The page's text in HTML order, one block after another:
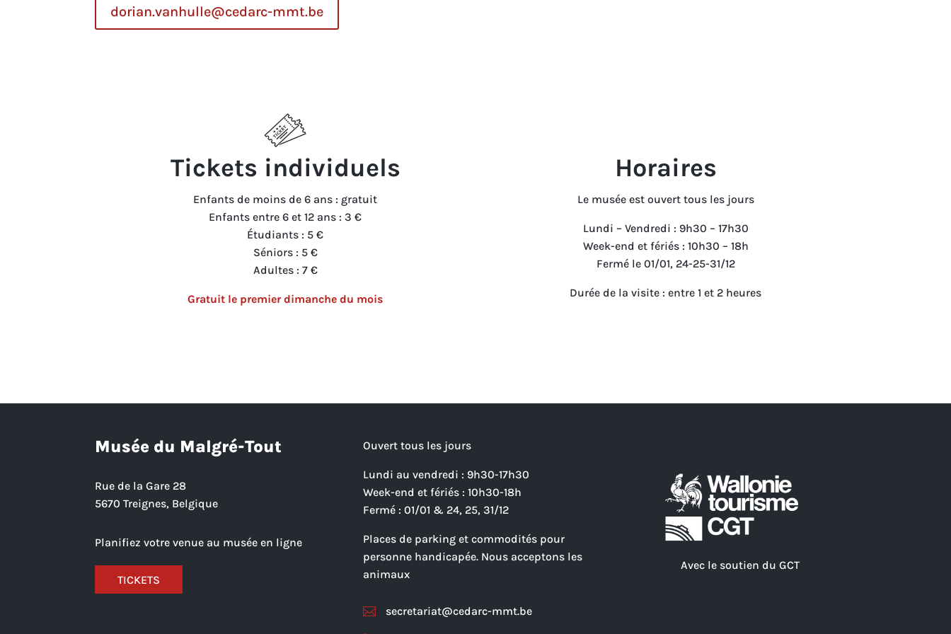
dorian.vanhulle@cedarc-mmt.be
Tickets individuels
Enfants de moins de 6 ans : gratuit
Enfants entre 6 et 12 ans : 3 €
Étudiants : 5 €
Séniors : 5 €
Adultes : 7 €
Gratuit le premier dimanche du mois
Horaires
Le musée est ouvert tous les jours
Lundi – Vendredi : 9h30 – 17h30
Week-end et fériés : 10h30 – 18h
Fermé le 01/01, 24-25-31/12
Durée de la visite : entre 1 et 2 heures
Musée du Malgré-Tout
Rue de la Gare 28
5670 Treignes, Belgique
Planifiez votre venue au musée en ligne
TICKETS
Ouvert tous les jours
Lundi au vendredi : 9h30-17h30
Week-end et fériés : 10h30-18h
Fermé : 01/01 & 24, 25, 31/12
Places de parking et commodités pour
personne handicapée. Nous acceptons les
animaux
 secretariat@cedarc-mmt.be
Avec le soutien du GCT